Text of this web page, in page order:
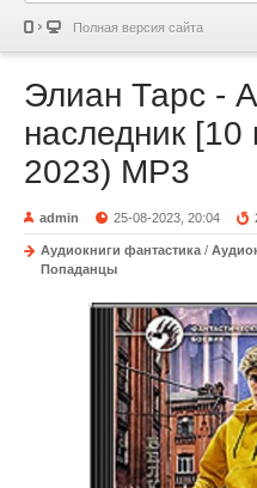
Полная версия сайта
Элиан Тарс -
наследник [10
2023) MP3
admin 25-08-2023, 20:04
Аудиокниги фантастика /
Попаданцы